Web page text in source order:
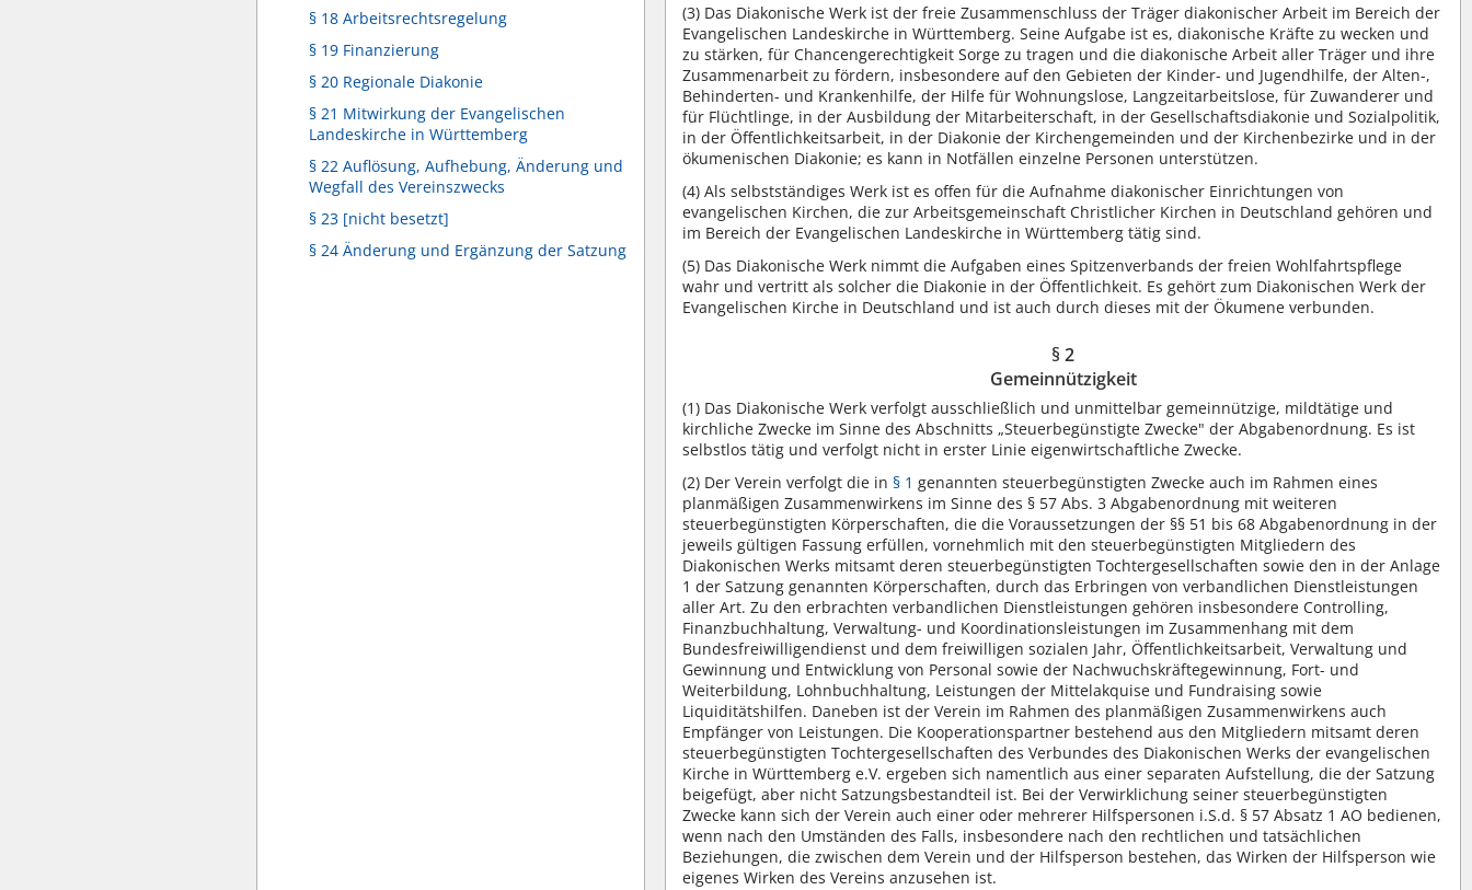
§ 18 Arbeitsrechtsregelung
§ 19 Finanzierung
§ 20 Regionale Diakonie
§ 21 Mitwirkung der Evangelischen
Landeskirche in Württemberg
§ 22 Auflösung, Aufhebung, Änderung und
Wegfall des Vereinszwecks
§ 23 [nicht besetzt]
§ 24 Änderung und Ergänzung der Satzung
(3) Das Diakonische Werk ist der freie Zusammenschluss der Träger diakonischer Arbeit im Bereich der
Evangelischen Landeskirche in Württemberg. Seine Aufgabe ist es, diakonische Kräfte zu wecken und
zu stärken, für Chancengerechtigkeit Sorge zu tragen und die diakonische Arbeit aller Träger und ihre
Zusammenarbeit zu fördern, insbesondere auf den Gebieten der Kinder- und Jugendhilfe, der Alten-,
Behinderten- und Krankenhilfe, der Hilfe für Wohnungslose, Langzeitarbeitslose, für Zuwanderer und
für Flüchtlinge, in der Ausbildung der Mitarbeiterschaft, in der Gesellschaftsdiakonie und Sozialpolitik,
in der Öffentlichkeitsarbeit, in der Diakonie der Kirchengemeinden und der Kirchenbezirke und in der
ökumenischen Diakonie; es kann in Notfällen einzelne Personen unterstützen.
(4) Als selbstständiges Werk ist es offen für die Aufnahme diakonischer Einrichtungen von
evangelischen Kirchen, die zur Arbeitsgemeinschaft Christlicher Kirchen in Deutschland gehören und
im Bereich der Evangelischen Landeskirche in Württemberg tätig sind.
(5) Das Diakonische Werk nimmt die Aufgaben eines Spitzenverbands der freien Wohlfahrtspflege
wahr und vertritt als solcher die Diakonie in der Öffentlichkeit. Es gehört zum Diakonischen Werk der
Evangelischen Kirche in Deutschland und ist auch durch dieses mit der Ökumene verbunden.
§ 2
Gemeinnützigkeit
(1) Das Diakonische Werk verfolgt ausschließlich und unmittelbar gemeinnützige, mildtätige und
kirchliche Zwecke im Sinne des Abschnitts „Steuerbegünstigte Zwecke" der Abgabenordnung. Es ist
selbstlos tätig und verfolgt nicht in erster Linie eigenwirtschaftliche Zwecke.
(2) Der Verein verfolgt die in§ 1 genannten steuerbegünstigten Zwecke auch im Rahmen eines
planmäßigen Zusammenwirkens im Sinne des § 57 Abs. 3 Abgabenordnung mit weiteren
steuerbegünstigten Körperschaften, die die Voraussetzungen der §§ 51 bis 68 Abgabenordnung in der
jeweils gültigen Fassung erfüllen, vornehmlich mit den steuerbegünstigten Mitgliedern des
Diakonischen Werks mitsamt deren steuerbegünstigten Tochtergesellschaften sowie den in der Anlage
1 der Satzung genannten Körperschaften, durch das Erbringen von verbandlichen Dienstleistungen
aller Art. Zu den erbrachten verbandlichen Dienstleistungen gehören insbesondere Controlling,
Finanzbuchhaltung, Verwaltung- und Koordinationsleistungen im Zusammenhang mit dem
Bundesfreiwilligendienst und dem freiwilligen sozialen Jahr, Öffentlichkeitsarbeit, Verwaltung und
Gewinnung und Entwicklung von Personal sowie der Nachwuchskräftegewinnung, Fort- und
Weiterbildung, Lohnbuchhaltung, Leistungen der Mittelakquise und Fundraising sowie
Liquiditätshilfen. Daneben ist der Verein im Rahmen des planmäßigen Zusammenwirkens auch
Empfänger von Leistungen. Die Kooperationspartner bestehend aus den Mitgliedern mitsamt deren
steuerbegünstigten Tochtergesellschaften des Verbundes des Diakonischen Werks der evangelischen
Kirche in Württemberg e.V. ergeben sich namentlich aus einer separaten Aufstellung, die der Satzung
beigefügt, aber nicht Satzungsbestandteil ist. Bei der Verwirklichung seiner steuerbegünstigten
Zwecke kann sich der Verein auch einer oder mehrerer Hilfspersonen i.S.d. § 57 Absatz 1 AO bedienen,
wenn nach den Umständen des Falls, insbesondere nach den rechtlichen und tatsächlichen
Beziehungen, die zwischen dem Verein und der Hilfsperson bestehen, das Wirken der Hilfsperson wie
eigenes Wirken des Vereins anzusehen ist.